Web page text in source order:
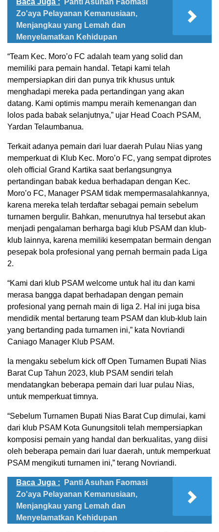
Zo'aya Pelayanan Kemanusiaan,
Menjangkau yang Lemah dan
Menyelamatkan Kehidupan
“Team Kec. Moro’o FC adalah team yang solid dan
memiliki para pemain handal. Tetapi kami telah
mempersiapkan diri dan punya trik khusus untuk
menghadapi mereka pada pertandingan yang akan
datang. Kami optimis mampu meraih kemenangan dan
lolos pada babak selanjutnya,” ujar Head Coach PSAM,
Yardan Telaumbanua.
Terkait adanya pemain dari luar daerah Pulau Nias yang
memperkuat di Klub Kec. Moro’o FC, yang sempat diprotes
oleh official Grand Kartika saat berlangsungnya
pertandingan babak kedua berhadapan dengan Kec.
Moro’o FC, Manager PSAM tidak mempermasalahkannya,
karena mereka telah terdaftar sebagai pemain sebelum
turnamen bergulir. Bahkan, menurutnya hal tersebut akan
menjadi pengalaman berharga bagi klub PSAM dan klub-
klub lainnya, karena memiliki kesempatan bermain dengan
pesepak bola profesional yang pernah bermain pada Liga
2.
“Kami dari klub PSAM welcome untuk hal itu dan kami
merasa bangga dapat berhadapan dengan pemain
profesional yang pernah main di liga 2. Hal ini juga bisa
mendidik mental bertarung team PSAM dan klub-klub lain
yang bertanding pada turnamen ini,” kata Novriandi
Caniago Manager Klub PSAM.
Ia mengaku sebelum kick off Open Turnamen Bupati Nias
Barat Cup Tahun 2023, klub PSAM sendiri telah
mendatangkan beberapa pemain dari luar pulau Nias,
untuk memperkuat timnya.
“Sebelum Turnamen Bupati Nias Barat Cup dimulai, kami
dari klub PSAM Kota Gunungsitoli telah mempersiapkan
komposisi pemain yang handal dan berkualitas, yang diisi
oleh beberapa pemain dari luar daerah, untuk memperkuat
PSAM mengikuti turnamen ini,” terang Novriandi.
Baca Juga :
Panti Asuhan Faomasi
Zo'aya Pelayanan Kemanusiaan,
Menjangkau yang Lemah dan
Menyelamatkan Kehidupan